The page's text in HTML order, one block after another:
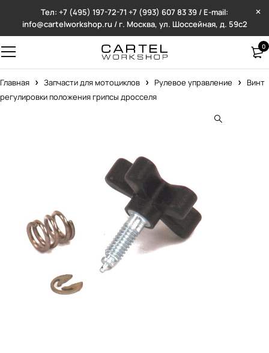
Тел: +7 (495) 197-72-71 +7 (993) 607 83 39 / E-mail:
info@cartelworkshop.ru / г. Москва, ул. Шоссейная, д. 59с2
0
Главная Запчасти для мотоциклов Рулевое управление
Винт
регулировки положения грипсы дросселя